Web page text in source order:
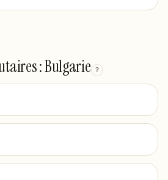
: Bulgarie ?